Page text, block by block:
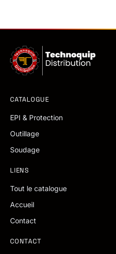
CATALOGUE
EPI & Protection
Outillage
Soudage
LIENS
Tout le catalogue
Accueil
Contact
CONTACT